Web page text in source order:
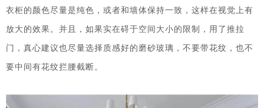
衣柜的颜色尽量是纯色，或者和墙体保持一致，这样在视觉上有
放大的效果。并且，如果实在碍于空间大小的限制，用了推拉
门，真心建议也尽量选择质感好的磨砂玻璃，不要带花纹，也不
要中间有花纹拦腰截断。